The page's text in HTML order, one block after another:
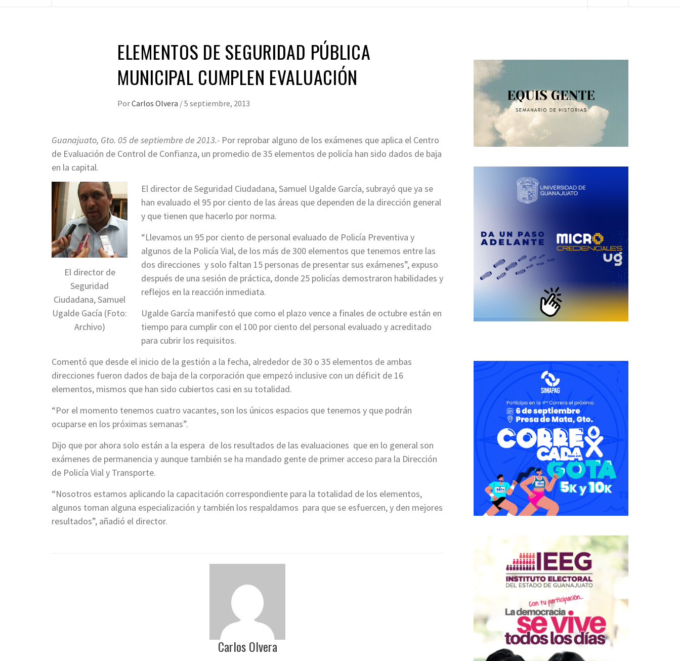
ELEMENTOS DE SEGURIDAD PÚBLICA
MUNICIPAL CUMPLEN EVALUACIÓN
PorCarlos Olvera /5 septiembre, 2013
Guanajuato, Gto. 05 de septiembre de 2013.- Por reprobar alguno de los exámenes que aplica el Centro
de Evaluación de Control de Confianza, un promedio de 35 elementos de policía han sido dados de baja
en la capital.
El director de
Seguridad
Ciudadana, Samuel
Ugalde Gacía (Foto:
Archivo)
El director de Seguridad Ciudadana, Samuel Ugalde García, subrayó que ya se
han evaluado el 95 por ciento de las áreas que dependen de la dirección general
y que tienen que hacerlo por norma.
“Llevamos un 95 por ciento de personal evaluado de Policía Preventiva y
algunos de la Policía Vial, de los más de 300 elementos que tenemos entre las
dos direcciones y solo faltan 15 personas de presentar sus exámenes”, expuso
después de una sesión de práctica, donde 25 policías demostraron habilidades y
reflejos en la reacción inmediata.
Ugalde García manifestó que como el plazo vence a finales de octubre están en
tiempo para cumplir con el 100 por ciento del personal evaluado y acreditado
para cubrir los requisitos.
Comentó que desde el inicio de la gestión a la fecha, alrededor de 30 o 35 elementos de ambas
direcciones fueron dados de baja de la corporación que empezó inclusive con un déficit de 16
elementos, mismos que han sido cubiertos casi en su totalidad.
“Por el momento tenemos cuatro vacantes, son los únicos espacios que tenemos y que podrán
ocuparse en los próximas semanas”.
Dijo que por ahora solo están a la espera de los resultados de las evaluaciones que en lo general son
exámenes de permanencia y aunque también se ha mandado gente de primer acceso para la Dirección
de Policía Vial y Transporte.
“Nosotros estamos aplicando la capacitación correspondiente para la totalidad de los elementos,
algunos toman alguna especialización y también los respaldamos para que se esfuercen, y den mejores
resultados”, añadió el director.
Carlos Olvera